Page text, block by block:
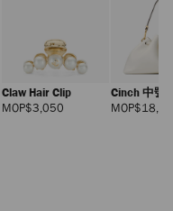
Claw Hair Clip
MOP$3,050
Cinch 中號